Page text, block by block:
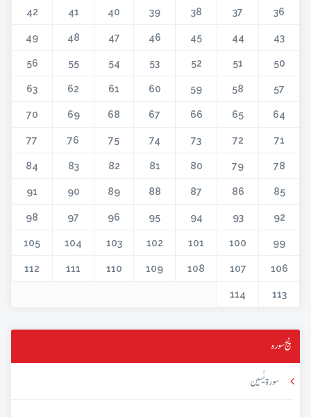
36
37
38
39
40
41
42
43
44
45
46
47
48
49
50
51
52
53
54
55
56
57
58
59
60
61
62
63
64
65
66
67
68
69
70
71
72
73
74
75
76
77
78
79
80
81
82
83
84
85
86
87
88
89
90
91
92
93
94
95
96
97
98
99
100
101
102
103
104
105
106
107
108
109
110
111
112
113
114
پنج سورہ
سورۃ یٰسین